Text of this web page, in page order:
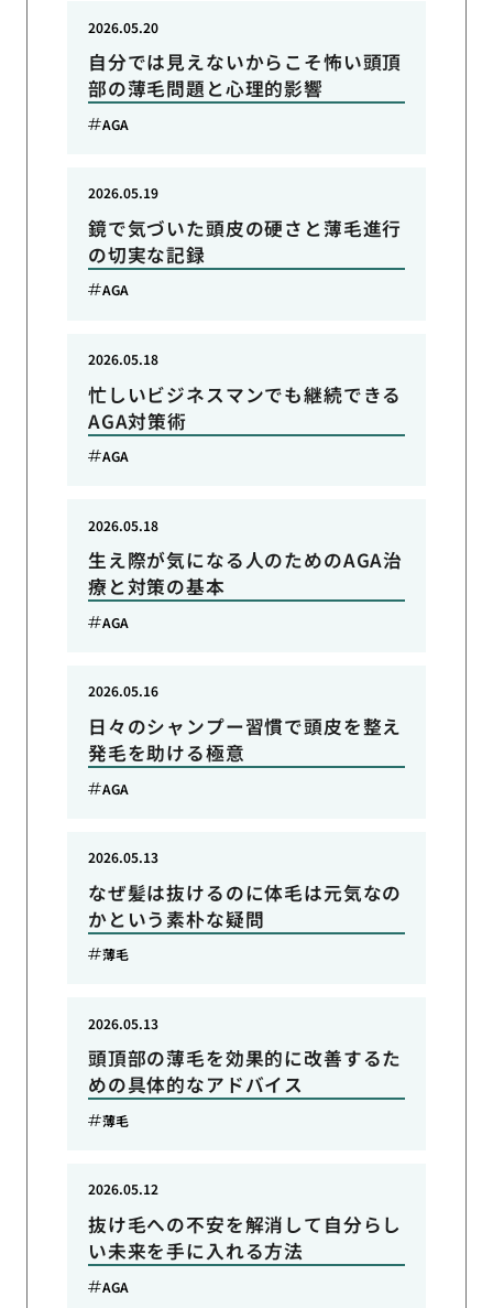
自分では見えないからこそ怖い頭頂
部の薄毛問題と心理的影響
2026.05.20
AGA
鏡で気づいた頭皮の硬さと薄毛進行
の切実な記録
2026.05.19
AGA
忙しいビジネスマンでも継続できる
AGA対策術
2026.05.18
AGA
生え際が気になる人のためのAGA治
療と対策の基本
2026.05.18
AGA
日々のシャンプー習慣で頭皮を整え
発毛を助ける極意
2026.05.16
AGA
なぜ髪は抜けるのに体毛は元気なの
かという素朴な疑問
2026.05.13
薄毛
頭頂部の薄毛を効果的に改善するた
めの具体的なアドバイス
2026.05.13
薄毛
抜け毛への不安を解消して自分らし
い未来を手に入れる方法
2026.05.12
AGA